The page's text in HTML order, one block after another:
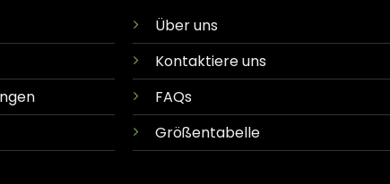
Über uns
Kontaktiere uns
FAQs
Größentabelle